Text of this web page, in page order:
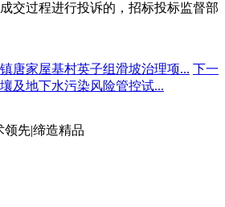
交过程进行投诉的，招标投标监督部
唐家屋基村英子组滑坡治理项... 下一
及地下水污染风险管控试...
领先|缔造精品